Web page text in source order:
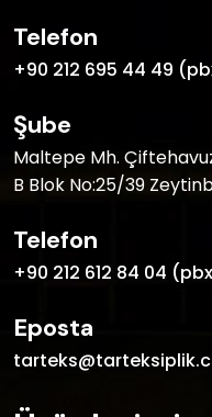
Telefon
+90 212 695 44 49
Şube
Maltepe Mh.
B Blok No:25/39
Telefon
+90 212 612 84 04
Eposta